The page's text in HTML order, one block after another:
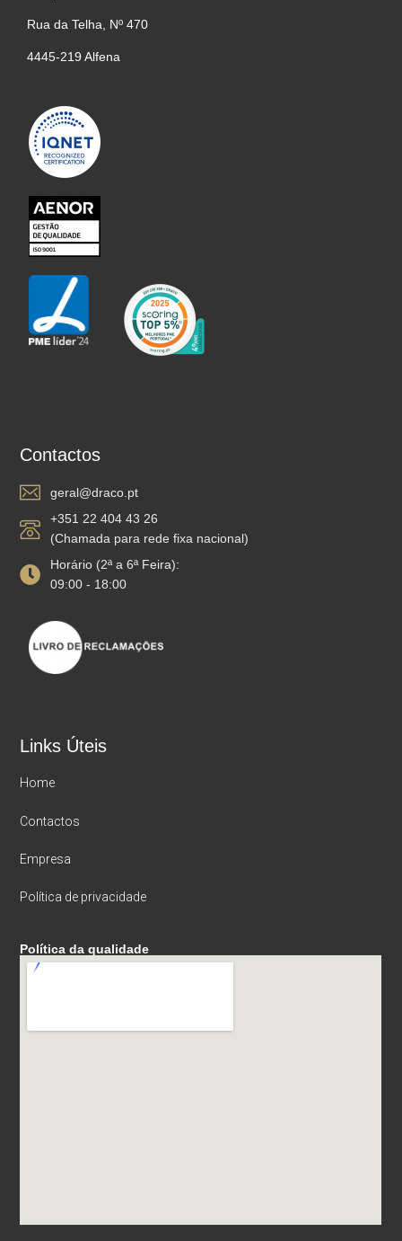
Rua da Telha, Nº 470
4445-219 Alfena
Contactos
geral@draco.pt
+351 22 404 43 26
(Chamada para rede fixa nacional)
Horário (2ª a 6ª Feira):
09:00 - 18:00
Links Úteis
Home
Contactos
Empresa
Política de privacidade
Política da qualidade